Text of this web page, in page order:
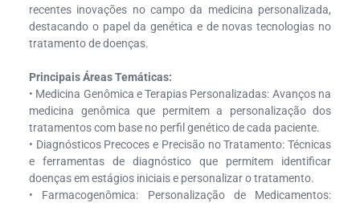
recentes inovações no campo da medicina personalizada,
destacando o papel da genética e de novas tecnologias no
tratamento de doenças.
Principais Áreas Temáticas:
• Medicina Genômica e Terapias Personalizadas: Avanços na
medicina genômica que permitem a personalização dos
tratamentos com base no perfil genético de cada paciente.
• Diagnósticos Precoces e Precisão no Tratamento: Técnicas
e ferramentas de diagnóstico que permitem identificar
doenças em estágios iniciais e personalizar o tratamento.
• Farmacogenômica: Personalização de Medicamentos: